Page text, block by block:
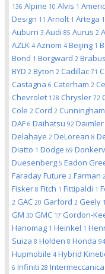
136 Alpine 10 Alvis 1
Design 11 Arnolt 1 Artega 1
Auburn 3 Audi 85 Aurus 2
AZLK 4 Aznom 4 Beijing 1
Bond 1 Borgward 2 Brabus
BYD 2 Byton 2 Cadillac 71
Castagna 6 Caterham 2
Chevrolet 128 Chrysler 72
Cole 2 Cord 2 Cunningham
DAF 6 Daihatsu 92 Daimler
Delahaye 2 DeLorean 8
Diatto 1 Dodge 69
Duesenberg 5 Eadon
Faraday Future 2 Farman
Fisker 8 Fitch 1 Fittipaldi 1
2 GAC 20 Garford 2 Geely
GM 30 GMC 17 Gordon-
Hanomag 1 Heinkel 1
Suiza 8 Holden 8 Honda 94
Hupmobile 4 Hybrid
6 Infiniti 28 Intermeccanica